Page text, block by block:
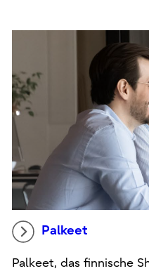
Palkeet
Palkeet, das finnische